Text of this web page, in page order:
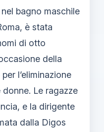
bagno maschile
è stata
di otto
della
l’eliminazione
Le ragazze
e la dirigente
dalla Digos